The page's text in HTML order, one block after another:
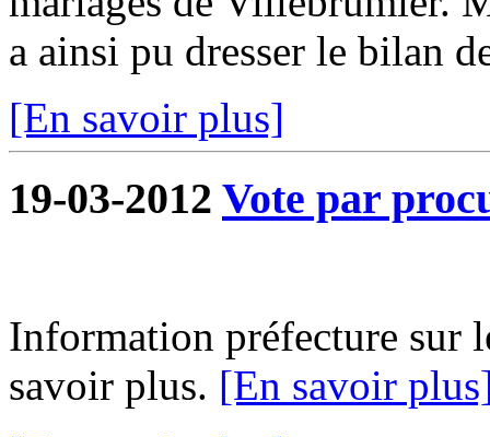
a ainsi pu dresser le bilan
[En savoir plus]
19-03-2012 Vote par
Information préfecture sur
savoir plus. [En savoir